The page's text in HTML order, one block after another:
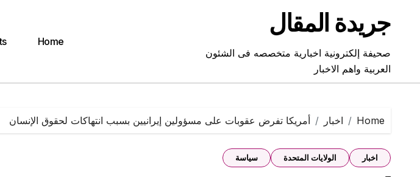
contentجريدة المقال
صحيفة إلكترونية اخبارية متخصصه فى الشئون
العربية واهم الاخبار
Home
Home اخبار أمريكا تفرض عقوبات على مسؤولين إيرانيين بسبب انتهاكات لحقوق الإنسان
اخبار الولايات المتحدة سياسة